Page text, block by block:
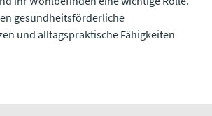
gesundheitsförderliche
und alltagspraktische Fähigkeiten